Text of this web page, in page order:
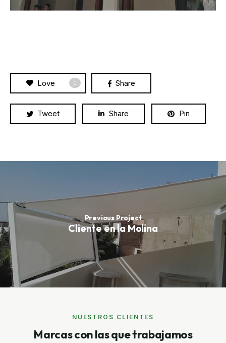
Love 0 Share
Tweet Share Pin
Previous Project
Cliente en la Molina
NUESTROS CLIENTES
Marcas con las que trabajamos